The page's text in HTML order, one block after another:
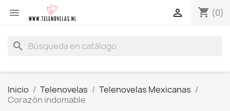
 shopping_cart (0)

search
Inicio Telenovelas
Telenovelas Mexicanas
Corazón indomable